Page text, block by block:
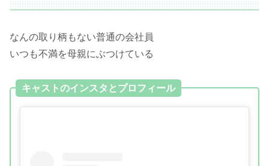
なんの取り柄もない普通の会社員
いつも不満を母親にぶつけている
キャストのインスタとプロフィール